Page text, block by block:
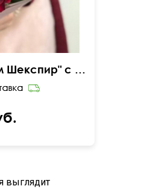
Букет из 7 роз "Уильям Шекспир" с зеленью
выглядит